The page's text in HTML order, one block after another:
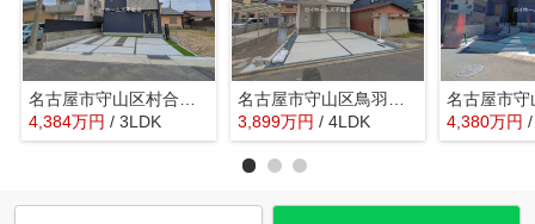
名古屋市守山区村合町22『仲介料無料』新築戸建て
4,384万円 / 3LDK
名古屋市守山区鳥羽見２丁目718-3『仲介料無料』新築戸建て
3,899万円 / 4LDK 4,380万円